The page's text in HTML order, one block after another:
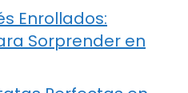
Enrollados:
Sorprender en